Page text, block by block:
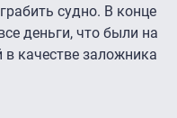
судно. В конце
деньги, что были на
в качестве заложника